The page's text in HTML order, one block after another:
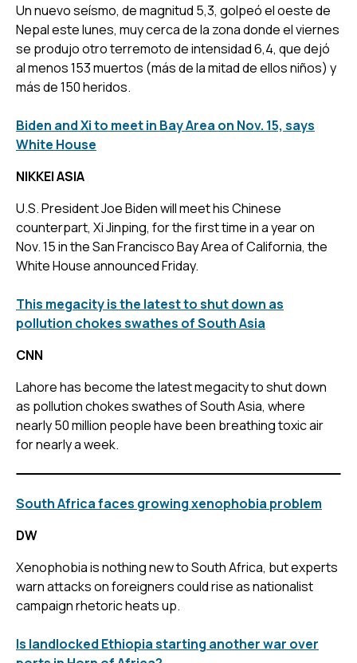
Un nuevo seísmo, de magnitud 5,3, golpeó el oeste de
Nepal este lunes, muy cerca de la zona donde el viernes
se produjo otro terremoto de intensidad 6,4, que dejó
al menos 153 muertos (más de la mitad de ellos niños) y
más de 150 heridos.
Biden and Xi to meet in Bay Area on Nov. 15, says
White House
NIKKEI ASIA
U.S. President Joe Biden will meet his Chinese
counterpart, Xi Jinping, for the first time in a year on
Nov. 15 in the San Francisco Bay Area of California, the
White House announced Friday.
This megacity is the latest to shut down as
pollution chokes swathes of South Asia
CNN
Lahore has become the latest megacity to shut down
as pollution chokes swathes of South Asia, where
nearly 50 million people have been breathing toxic air
for nearly a week.
South Africa faces growing xenophobia problem
DW
Xenophobia is nothing new to South Africa, but experts
warn attacks on foreigners could rise as nationalist
campaign rhetoric heats up.
Is landlocked Ethiopia starting another war over